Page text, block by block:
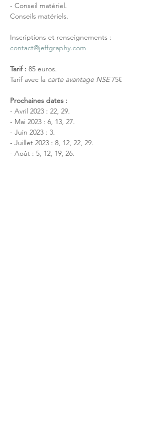
- Conseil matériel.
Conseils matériels.
Inscriptions et renseignements :
contact@jeffgraphy.com
Tarif : 85 euros.
Tarif avec la carte avantage NSE 75€
Prochaines dates :
- Avril 2023 : 22, 29.
- Mai 2023 : 6, 13, 27.
- Juin 2023 : 3.
- Juillet 2023 : 8, 12, 22, 29.
- Août : 5, 12, 19, 26.